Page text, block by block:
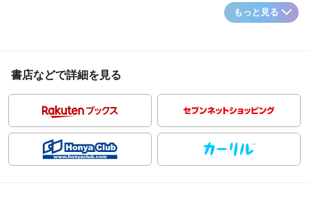
もっと見る
書店などで詳細を見る